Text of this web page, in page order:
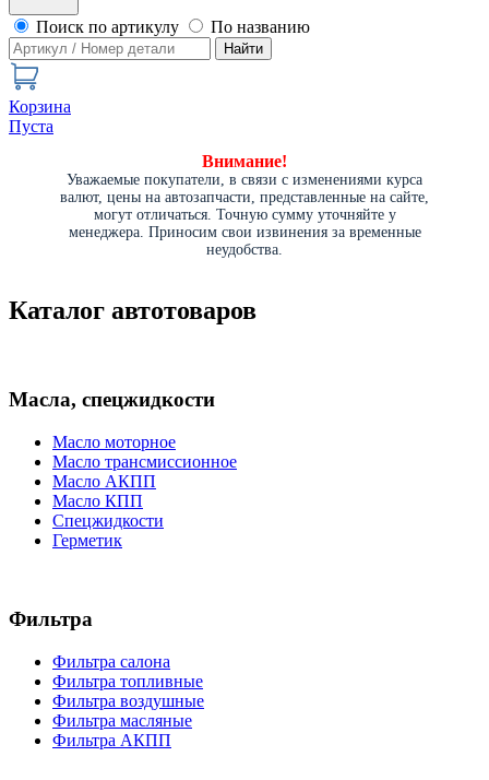
Поиск по артикулу По названию
Найти
Корзина
Пуста
Внимание!
Уважаемые покупатели, в связи с изменениями курса
валют, цены на автозапчасти, представленные на сайте,
могут отличаться. Точную сумму уточняйте у
менеджера. Приносим свои извинения за временные
неудобства.
Каталог автотоваров
Масла, спецжидкости
Масло моторное
Масло трансмиссионное
Масло АКПП
Масло КПП
Спецжидкости
Герметик
Фильтра
Фильтра салона
Фильтра топливные
Фильтра воздушные
Фильтра масляные
Фильтра АКПП